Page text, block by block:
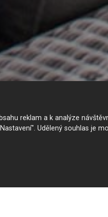
reklam a k analýze
Udělený souhlas je